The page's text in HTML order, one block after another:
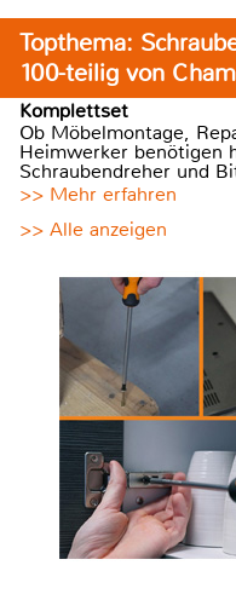
Topthema:
100-teilig von
Komplettset
Ob Möbelmontage,
Heimwerker benötigen
Schraubendreher und
>> Mehr erfahren
>> Alle anzeigen